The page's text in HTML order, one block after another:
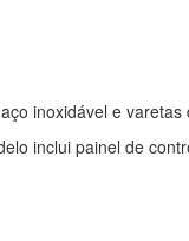
inoxidável e
inclui painel de